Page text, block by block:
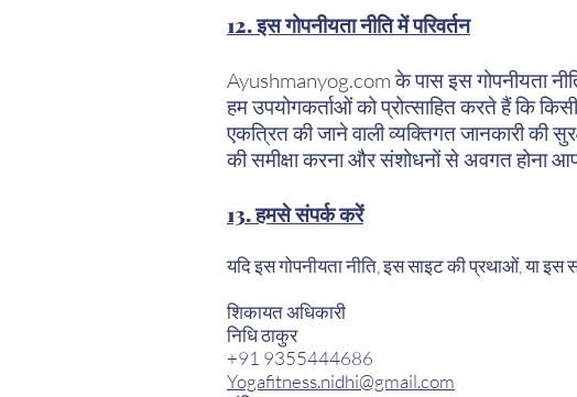
12. इस गोपनीयता नीति में परिवर्तन
Ayushmanyog.com के पास इस गोपनीयता
हम उपयोगकर्ताओं को प्रोत्साहित करते हैं कि
एकत्रित की जाने वाली व्यक्तिगत जानकारी
की समीक्षा करना और संशोधनों से अवगत होना
13. हमसे संपर्क करें
यदि इस गोपनीयता नीति, इस साइट की प्रथाओं, या
शिकायत अधिकारी
निधि ठाकुर
+91 9355444686
Yogafitness.nidhi@gmail.com